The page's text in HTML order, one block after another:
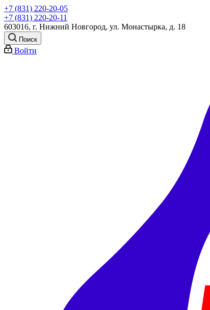
+7 (831) 220-20-05
+7 (831) 220-20-11
603016, г. Нижний Новгород, ул. Монастырка, д. 18
Поиск
Войти